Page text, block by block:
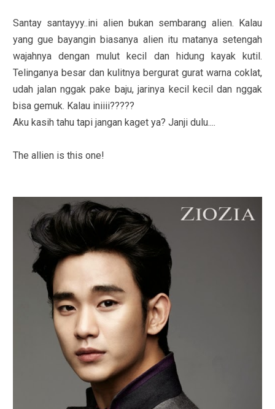
Santay santayyy..ini alien bukan sembarang alien. Kalau
yang gue bayangin biasanya alien itu matanya setengah
wajahnya dengan mulut kecil dan hidung kayak kutil.
Telinganya besar dan kulitnya bergurat gurat warna coklat,
udah jalan nggak pake baju, jarinya kecil kecil dan nggak
bisa gemuk. Kalau iniiii?????
Aku kasih tahu tapi jangan kaget ya? Janji dulu....
The allien is this one!